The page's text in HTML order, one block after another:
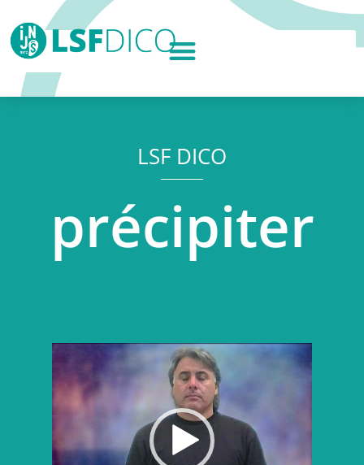
LSF DICO
précipiter
Lecteur
vidéo